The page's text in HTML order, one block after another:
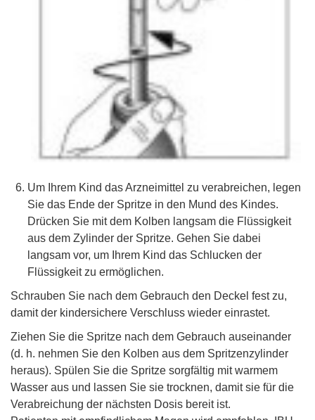
Um Ihrem Kind das Arzneimittel zu verabreichen, legen
Sie das Ende der Spritze in den Mund des Kindes.
Drücken Sie mit dem Kolben langsam die Flüssigkeit
aus dem Zylinder der Spritze. Gehen Sie dabei
langsam vor, um Ihrem Kind das Schlucken der
Flüssigkeit zu ermöglichen.
Schrauben Sie nach dem Gebrauch den Deckel fest zu,
damit der kindersichere Verschluss wieder einrastet.
Ziehen Sie die Spritze nach dem Gebrauch auseinander
(d. h. nehmen Sie den Kolben aus dem Spritzenzylinder
heraus). Spülen Sie die Spritze sorgfältig mit warmem
Wasser aus und lassen Sie sie trocknen, damit sie für die
Verabreichung der nächsten Dosis bereit ist.